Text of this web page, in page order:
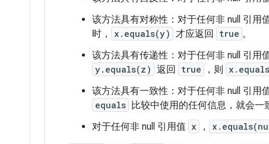
该方法具有对称性：对于任何非 null 引用
时， x.equals(y) 才应返回 true 。
该方法具有传递性：对于任何非 null 引用
y.equals(z) 返回 true ，则
该方法具有一致性：对于任何非 null 引用
equals 比较中使用的任何信息，就会一
对于任何非 null 引用值 x ，